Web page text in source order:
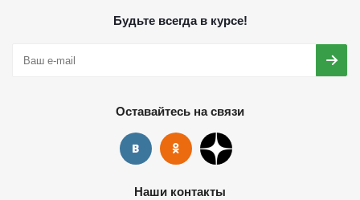
Будьте всегда в курсе!
Оставайтесь на связи
Наши контакты